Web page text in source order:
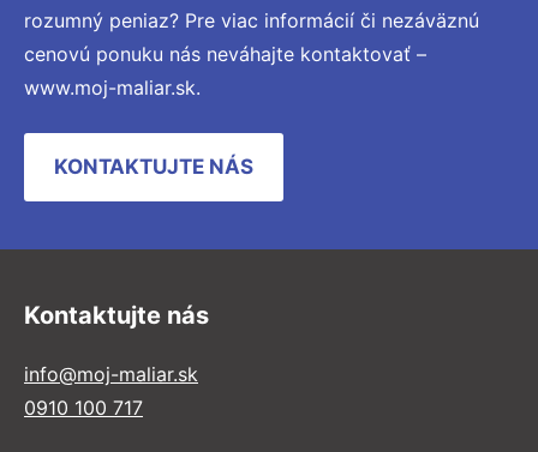
rozumný peniaz? Pre viac informácií či nezáväznú
cenovú ponuku nás neváhajte kontaktovať –
www.moj-maliar.sk.
KONTAKTUJTE NÁS
Kontaktujte nás
info@moj-maliar.sk
0910 100 717